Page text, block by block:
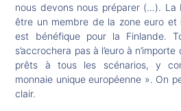
nous devons nous préparer (…). La
être un membre de la zone euro et
est bénéfique pour la Finlande.
s’accrochera pas à l’euro à
prêts à tous les scénarios, y
monnaie unique européenne ». On
clair.